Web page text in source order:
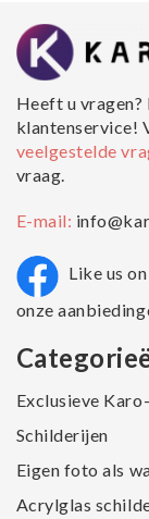
Heeft u
klantenservice!
veelgestelde
vraag.
E-mail:
Like us
onze
Exclusieve
Schilderijen
Eigen foto als
Acrylglas